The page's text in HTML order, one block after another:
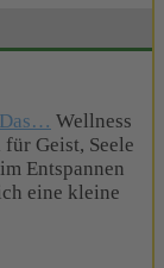
Wellness
Geist, Seele
Entspannen
eine kleine